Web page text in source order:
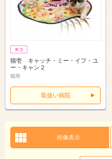
猫壱 キャッチ・ミー・イフ・ユ
ー・キャン２
猫用
取扱い病院
画像表示